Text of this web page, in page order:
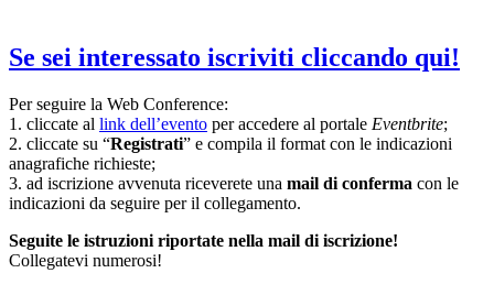
Se sei interessato iscriviti cliccando qui!
Per seguire la Web Conference:
1. cliccate al link dell’evento per accedere al portale Eventbrite;
2. cliccate su “Registrati” e compila il format con le indicazioni
anagrafiche richieste;
3. ad iscrizione avvenuta riceverete una mail di conferma con le
indicazioni da seguire per il collegamento.
Seguite le istruzioni riportate nella mail di iscrizione!
Collegatevi numerosi!